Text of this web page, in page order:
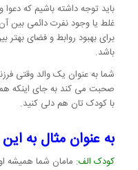
باید توجه داشته باشیم که دعوا
غلط یا وجود نفرت دائمی بین
برای بهبود روابط و فضای بهتر
باشد.
شما به عنوان یک والد وقتی
صحبت می کند به جای اینکه
با کودک تان هم دلی کنید.
به عنوان مثال به
کودک الف: مامان شما همیشه